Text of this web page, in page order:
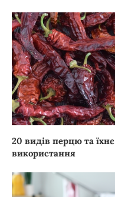
20 видів перцю та їхнє
використання